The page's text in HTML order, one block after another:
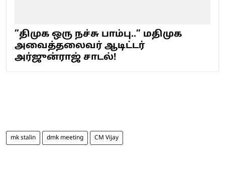
”திமுக ஒரு நச்சு பாம்பு..” மதிமுக
அவைத்தலைவர் ஆடிட்டர்
அர்ஜுன்ராஜ் சாடல்!
mk stalin dmk meeting CM Vijay